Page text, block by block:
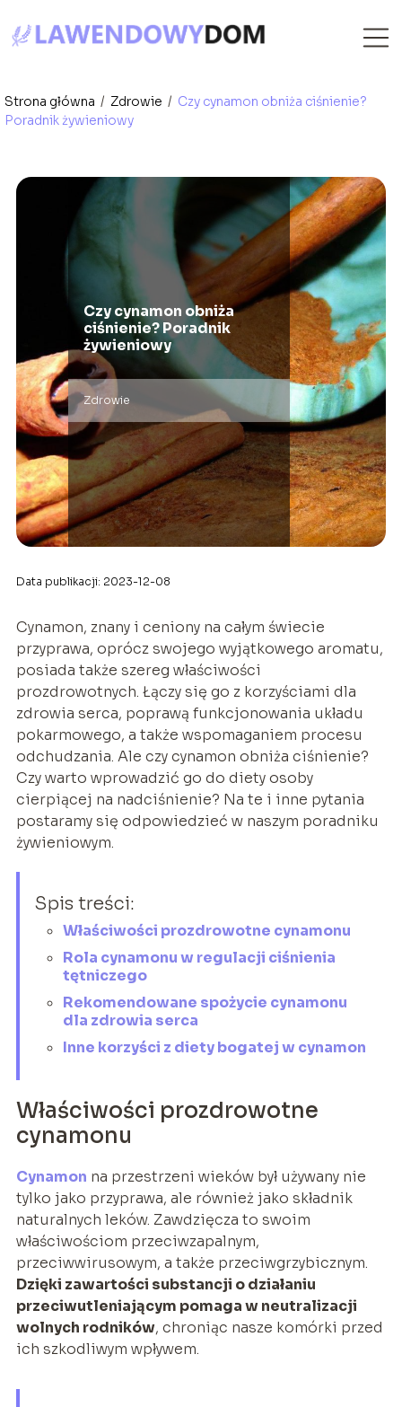
Strona główna / Zdrowie / Czy cynamon obniża ciśnienie?
Poradnik żywieniowy
Czy cynamon obniża
ciśnienie? Poradnik
żywieniowy
Zdrowie
Data publikacji: 2023-12-08
Cynamon, znany i ceniony na całym świecie
przyprawa, oprócz swojego wyjątkowego aromatu,
posiada także szereg właściwości
prozdrowotnych. Łączy się go z korzyściami dla
zdrowia serca, poprawą funkcjonowania układu
pokarmowego, a także wspomaganiem procesu
odchudzania. Ale czy cynamon obniża ciśnienie?
Czy warto wprowadzić go do diety osoby
cierpiącej na nadciśnienie? Na te i inne pytania
postaramy się odpowiedzieć w naszym poradniku
żywieniowym.
Spis treści:
Właściwości prozdrowotne cynamonu
Rola cynamonu w regulacji ciśnienia
tętniczego
Rekomendowane spożycie cynamonu
dla zdrowia serca
Inne korzyści z diety bogatej w cynamon
Właściwości prozdrowotne
cynamonu
Cynamon na przestrzeni wieków był używany nie
tylko jako przyprawa, ale również jako składnik
naturalnych leków. Zawdzięcza to swoim
właściwościom przeciwzapalnym,
przeciwwirusowym, a także przeciwgrzybicznym.
Dzięki zawartości substancji o działaniu
przeciwutleniającym pomaga w neutralizacji
wolnych rodników, chroniąc nasze komórki przed
ich szkodliwym wpływem.